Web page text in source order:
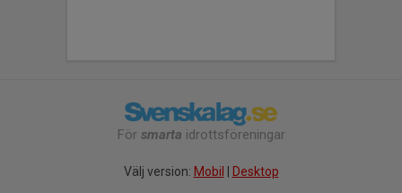
För smarta idrottsföreningar
Välj version: Mobil Desktop